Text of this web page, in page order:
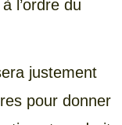
l’ordre du
justement
pour donner